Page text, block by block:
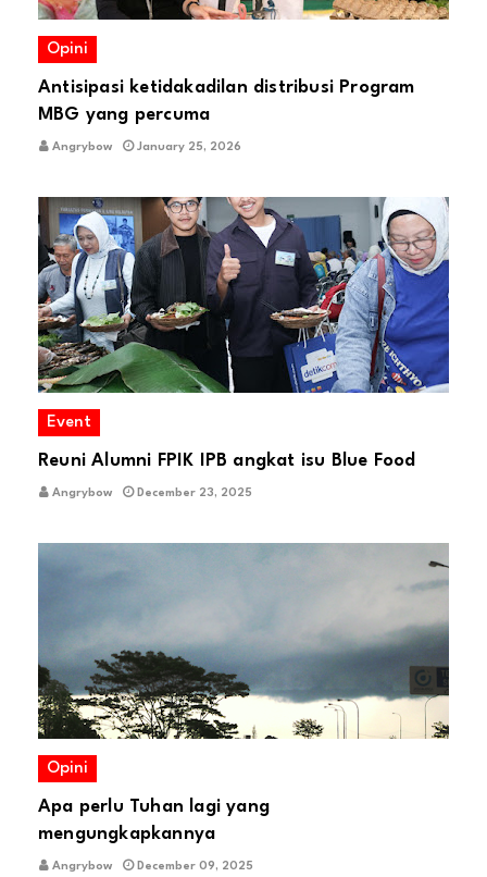
Opini
Antisipasi ketidakadilan distribusi Program
MBG yang percuma
Angrybow January 25, 2026
Event
Reuni Alumni FPIK IPB angkat isu Blue Food
Angrybow December 23, 2025
Opini
Apa perlu Tuhan lagi yang
mengungkapkannya
Angrybow December 09, 2025